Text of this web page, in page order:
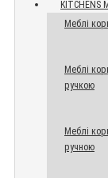
KITCHENS
Меблі
Меблі
ручкою
Меблі
ручною